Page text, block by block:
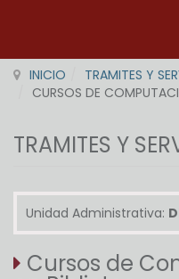
INICIO TRAMITES Y
CURSOS DE
TRAMITES Y
Unidad Administrativa:
Cursos de